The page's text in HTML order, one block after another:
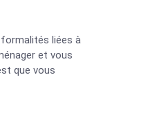
liées à
et vous
que vous